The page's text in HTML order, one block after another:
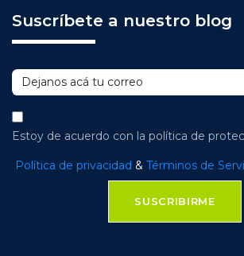
Suscríbete a nuestro blog
Estoy de acuerdo con la política de
Política de privacidad & Términos de
SUSCRIBIRME